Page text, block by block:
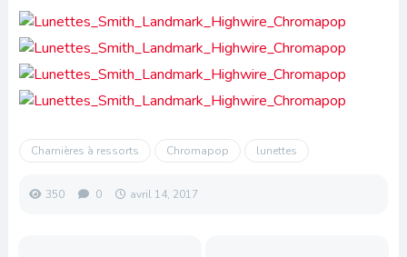
Charnières à ressorts Chromapop lunettes
350 0 avril 14, 2017